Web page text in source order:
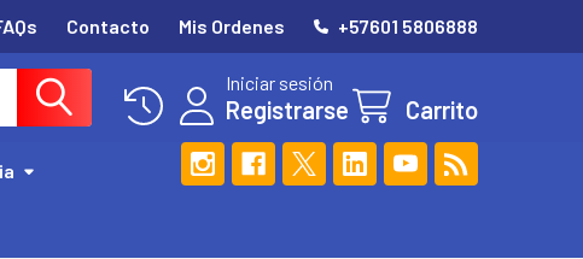
Contacto Mis Ordenes +57601 5806888
Iniciar sesión
Registrarse Carrito